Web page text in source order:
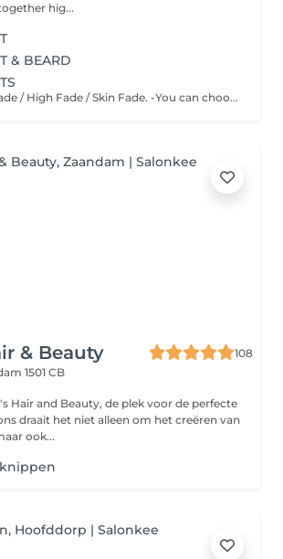
hig...
& BEARD
Low Fade / Mid Fade / High Fade / Skin Fade. -You can choose your preferred style during a consultation with your barber to achieve the perfect look that fits your personality and preferences.
& Beauty
108
1501 CB
Hair and Beauty, de plek voor de perfecte
ook...